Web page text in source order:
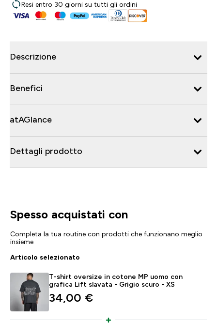
Resi entro 30 giorni su tutti gli ordini
Descrizione
Benefici
atAGlance
Dettagli prodotto
Spesso acquistati con
Completa la tua routine con prodotti che funzionano meglio
insieme
Articolo selezionato
T-shirt oversize in cotone MP uomo con
grafica Lift slavata - Grigio scuro - XS
34,00 €‎